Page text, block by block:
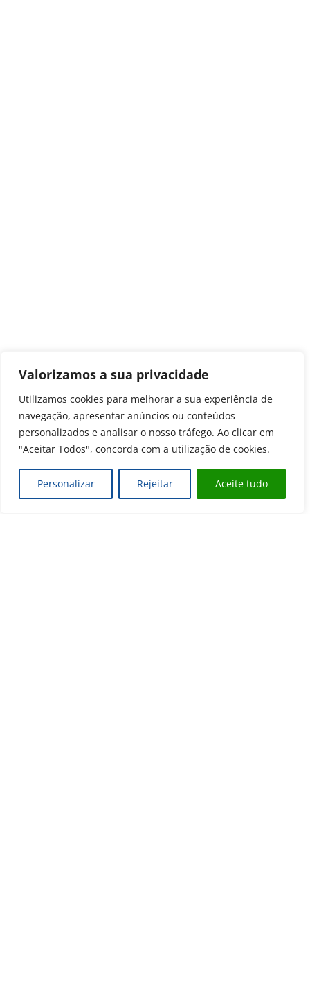
Valorizamos a sua privacidade
Utilizamos cookies para melhorar a sua experiência de
navegação, apresentar anúncios ou conteúdos
personalizados e analisar o nosso tráfego. Ao clicar em
"Aceitar Todos", concorda com a utilização de cookies.
Personalizar Rejeitar Aceite tudo